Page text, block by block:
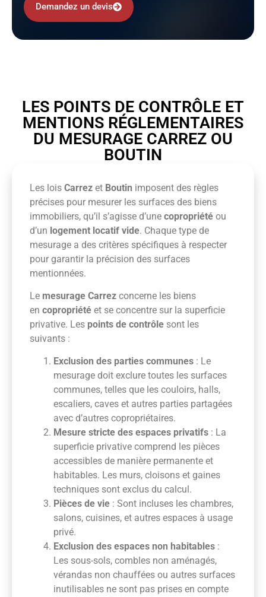
Demandez un devis
LES POINTS DE CONTRÔLE ET
MENTIONS RÉGLEMENTAIRES
DU MESURAGE CARREZ OU
BOUTIN
Les lois Carrez et Boutin imposent des règles
précises pour mesurer les surfaces des biens
immobiliers, qu’il s’agisse d’une copropriété ou
d’un logement locatif vide. Chaque type de
mesurage a des critères spécifiques à respecter
pour garantir la précision des surfaces
mentionnées.
Le mesurage Carrez concerne les biens
en copropriété et se concentre sur la superficie
privative. Les points de contrôle sont les
suivants :
Exclusion des parties communes : Le
mesurage doit exclure toutes les surfaces
communes, telles que les couloirs, halls,
escaliers, caves et autres parties partagées
avec d’autres copropriétaires.
Mesure stricte des espaces privatifs : La
superficie privative comprend les pièces
accessibles de manière permanente et
habitables. Les murs, cloisons et gaines
techniques sont exclus du calcul.
Pièces de vie : Sont incluses les chambres,
salons, cuisines, et autres espaces à usage
privé.
Exclusion des espaces non habitables :
Les sous-sols, combles non aménagés,
vérandas non chauffées ou autres surfaces
inutilisables ne sont pas prises en compte